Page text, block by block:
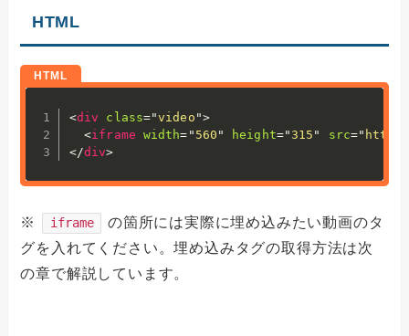
HTML
<div class="video ">
<iframe width= " 560 " height=" 315 " src="
</div>
※ iframe
の箇所には実際に埋め込みたい動画のタ
グを入れてください。埋め込みタグの取得方法は次
の章で解説しています。